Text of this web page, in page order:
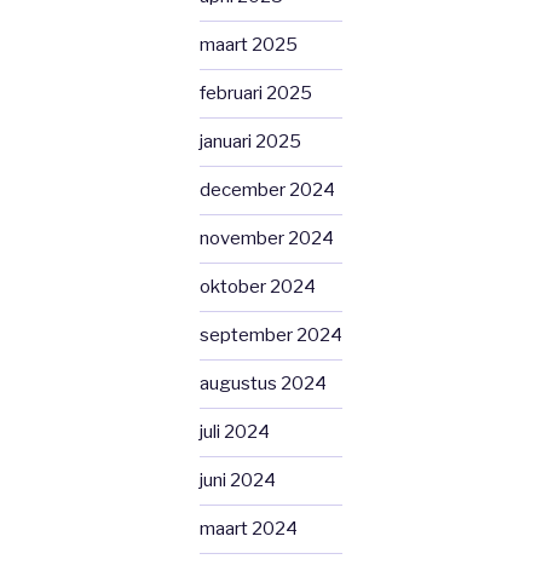
maart 2025
februari 2025
januari 2025
december 2024
november 2024
oktober 2024
september 2024
augustus 2024
juli 2024
juni 2024
maart 2024